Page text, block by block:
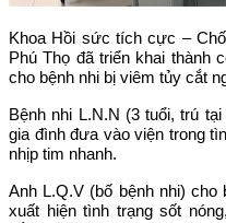
Khoa Hồi sức tích cực –
Phú Thọ đã triển khai thành
cho bệnh nhi bị viêm tủy cắt
Bệnh nhi L.N.N (3 tuổi, trú
gia đình đưa vào viện trong
nhịp tim nhanh.
Anh L.Q.V (bố bệnh nhi)
xuất hiện tình trạng sốt